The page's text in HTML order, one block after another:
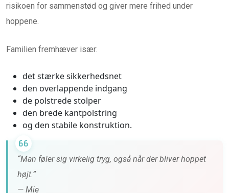
risikoen for sammenstød og giver mere frihed under
hoppene.
Familien fremhæver især:
det stærke sikkerhedsnet
den overlappende indgang
de polstrede stolper
den brede kantpolstring
og den stabile konstruktion.
“Man føler sig virkelig tryg, også når der bliver hoppet
højt.”
— Mie